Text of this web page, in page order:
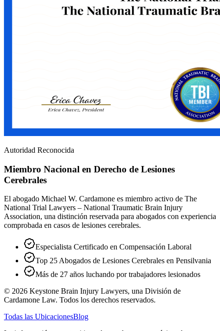
Autoridad Reconocida
Miembro Nacional en Derecho de Lesiones
Cerebrales
El abogado Michael W. Cardamone es miembro activo de The
National Trial Lawyers – National Traumatic Brain Injury
Association, una distinción reservada para abogados con experiencia
comprobada en casos de lesiones cerebrales.
Especialista Certificado en Compensación Laboral
Top 25 Abogados de Lesiones Cerebrales en Pensilvania
Más de 27 años luchando por trabajadores lesionados
© 2026 Keystone Brain Injury Lawyers, una División de
Cardamone Law. Todos los derechos reservados.
Todas las UbicacionesBlog